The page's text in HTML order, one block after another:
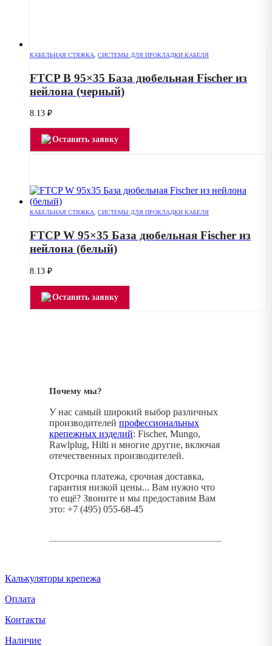
КАБЕЛЬНАЯ СТЯЖКА СИСТЕМЫ ДЛЯ ПРОКЛАДКИ КАБЕЛЯ
FTCP B 95×35 База дюбельная Fischer из
нейлона (черный)
8.13 ₽
Оставить заявку
КАБЕЛЬНАЯ СТЯЖКА, СИСТЕМЫ ДЛЯ ПРОКЛАДКИ КАБЕЛЯ
FTCP W 95×35 База дюбельная Fischer из
нейлона (белый)
8.13 ₽
Оставить заявку
Почему мы?
У нас самый широкий выбор различных
производителей профессиональных
крепежных изделий: Fischer, Mungo,
Rawlplug, Hilti и многие другие, включая
отечественных производителей.
Отсрочка платежа, срочная доставка,
гарантия низкой цены... Вам нужно что
то ещё? Звоните и мы предоставим Вам
это: +7 (495) 055-68-45
Калькуляторы крепежа
Оплата
Контакты
Наличие